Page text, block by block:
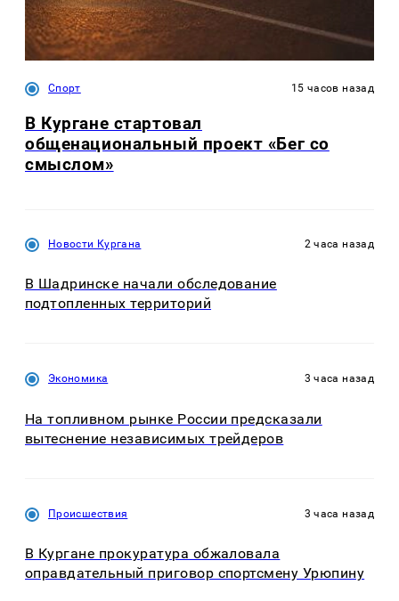
Спорт 15 часов назад
В Кургане стартовал
общенациональный проект «Бег со
смыслом»
Новости Кургана 2 часа назад
В Шадринске начали обследование
подтопленных территорий
Экономика 3 часа назад
На топливном рынке России предсказали
вытеснение независимых трейдеров
Происшествия 3 часа назад
В Кургане прокуратура обжаловала
оправдательный приговор спортсмену Урюпину